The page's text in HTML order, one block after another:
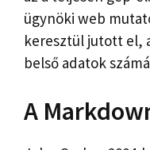
ügynöki web
keresztül jutott el,
belső adatok
A